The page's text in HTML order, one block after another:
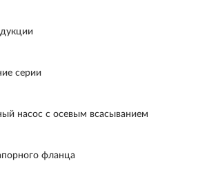
серии
насос с осевым всасыванием
фланца